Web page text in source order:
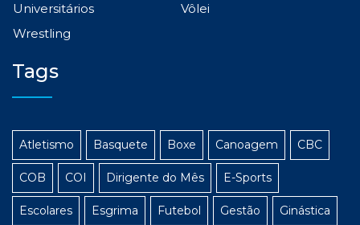
Universitários
Vôlei
Wrestling
Tags
Atletismo Basquete Boxe Canoagem CBC
COB COI Dirigente do Mês E-Sports
Escolares Esgrima Futebol Gestão Ginástica